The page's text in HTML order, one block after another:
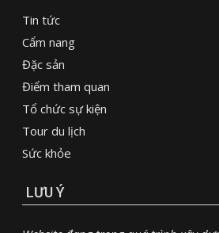
Tin tức
Cẩm nang
Đặc sản
Điểm tham quan
Tổ chức sự kiện
Tour du lịch
Sức khỏe
LƯU Ý